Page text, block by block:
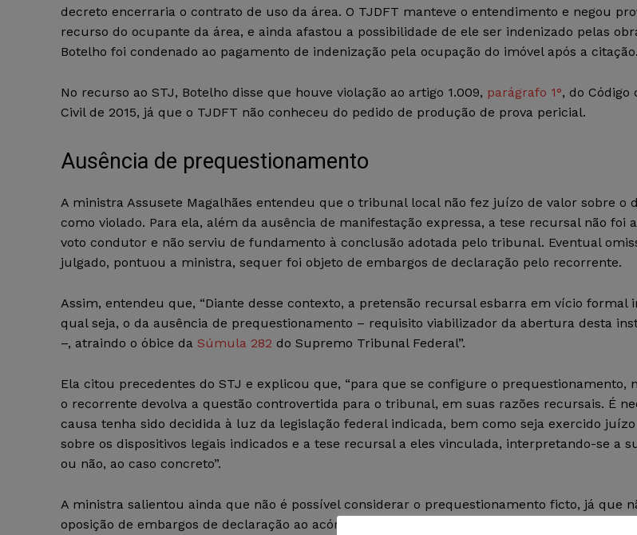
decreto encerraria o contrato de uso da área. O TJDFT manteve o entendimento e negou
recurso do ocupante da área, e ainda afastou a possibilidade de ele ser indenizado pelas
Botelho foi condenado ao pagamento de indenização pela ocupação do imóvel após a citação.
No recurso ao STJ, Botelho disse que houve violação ao artigo 1.009, parágrafo 1°, do Código
Civil de 2015, já que o TJDFT não conheceu do pedido de produção de prova pericial.
Ausência de prequestion​​​amento
A ministra Assusete Magalhães entendeu que o tribunal local não fez juízo de valor sobre o
como violado. Para ela, além da ausência de manifestação expressa, a tese recursal não foi
voto condutor e não serviu de fundamento à conclusão adotada pelo tribunal. Eventual
julgado, pontuou a ministra, sequer foi objeto de embargos de declaração pelo recorrente.
Assim, entendeu que, “Diante desse contexto, a pretensão recursal esbarra em vício formal
qual seja, o da ausência de prequestionamento – requisito viabilizador da abertura desta
–, atraindo o óbice da Súmula 282 do Supremo Tribunal Federal”.
Ela citou precedentes do STJ e explicou que, “para que se configure o prequestionamento,
o recorrente devolva a questão controvertida para o tribunal, em suas razões recursais. É
causa tenha sido decidida à luz da legislação federal indicada, bem como seja exercido
sobre os dispositivos legais indicados e a tese recursal a eles vinculada, interpretando-se a
ou não, ao caso concreto”.
A ministra salientou ainda que não é possível considerar o prequestionamento ficto, já que
oposição de embargos de declaração ao acórdão ou alegação de violação ao